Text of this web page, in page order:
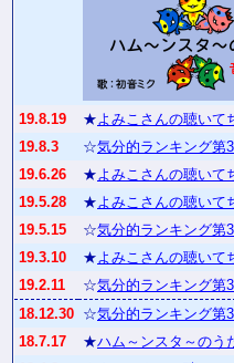
19.8.19 ★よみこさんの聴いて
19.8.3
☆気分的ランキング第
19.6.26
★よみこさんの聴いて
19.5.28
★よみこさんの聴いて
19.5.15
☆気分的ランキング第
19.3.10
★よみこさんの聴いて
19.2.11
☆気分的ランキング第
18.12.30 ☆気分的ランキング第
18.7.17
★ハム～ンスタ～のう